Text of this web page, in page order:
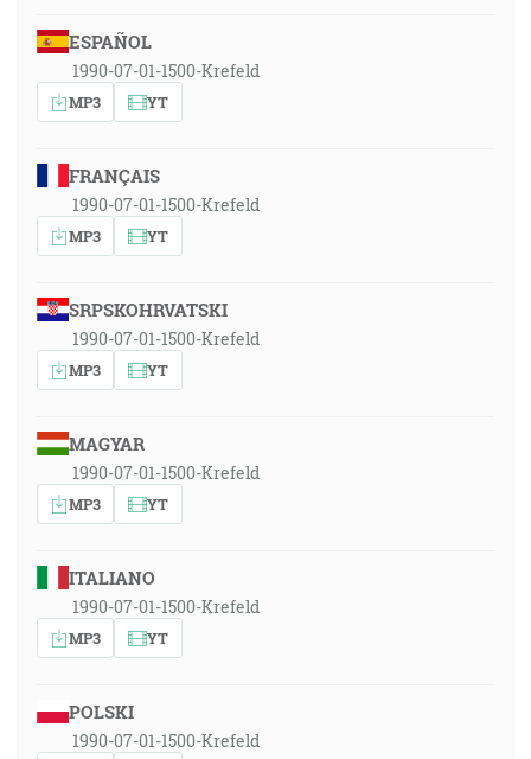
ESPAÑOL
1990-07-01-1500-Krefeld
MP3 YT
FRANÇAIS
1990-07-01-1500-Krefeld
MP3 YT
SRPSKOHRVATSKI
1990-07-01-1500-Krefeld
MP3 YT
MAGYAR
1990-07-01-1500-Krefeld
MP3 YT
ITALIANO
1990-07-01-1500-Krefeld
MP3 YT
POLSKI
1990-07-01-1500-Krefeld